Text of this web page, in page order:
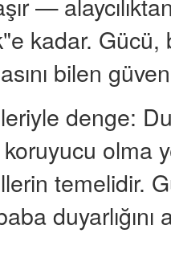
kadar. Gücü,
bilen
denge:
olma
temelidir.
duyarlığını